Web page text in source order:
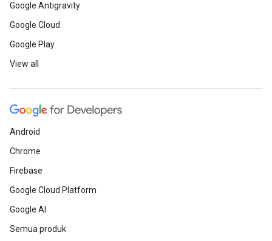
Google Antigravity
Google Cloud
Google Play
View all
Android
Chrome
Firebase
Google Cloud Platform
Google AI
Semua produk